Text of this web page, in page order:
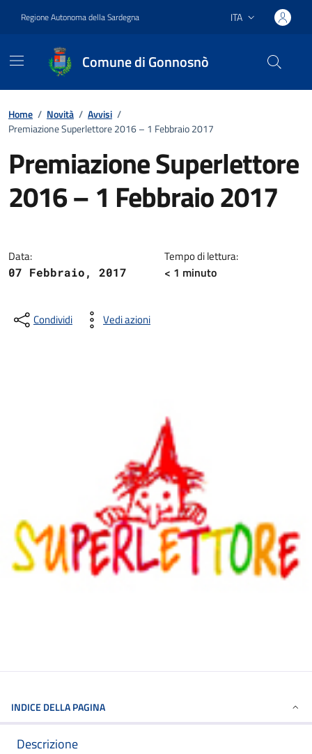
Regione Autonoma della Sardegna Lingua attiva:
ITA
Comune di Gonnosnò
Home / Novità / Avvisi /
Premiazione Superlettore 2016 – 1 Febbraio 2017
Premiazione Superlettore
2016 – 1 Febbraio 2017
Data:
07 Febbraio, 2017
Tempo di lettura:
< 1 minuto
Condividi Vedi azioni
INDICE DELLA PAGINA
Descrizione